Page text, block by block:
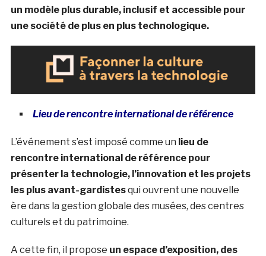
un modèle plus durable, inclusif et accessible pour
une société de plus en plus technologique.
Lieu de rencontre international de référence
L’événement s’est imposé comme un lieu de
rencontre international de référence pour
présenter la technologie, l’innovation et les projets
les plus avant-gardistesqui ouvrent une nouvelle
ère dans la gestion globale des musées, des centres
culturels et du patrimoine.
A cette fin, il propose un espace d’exposition, des